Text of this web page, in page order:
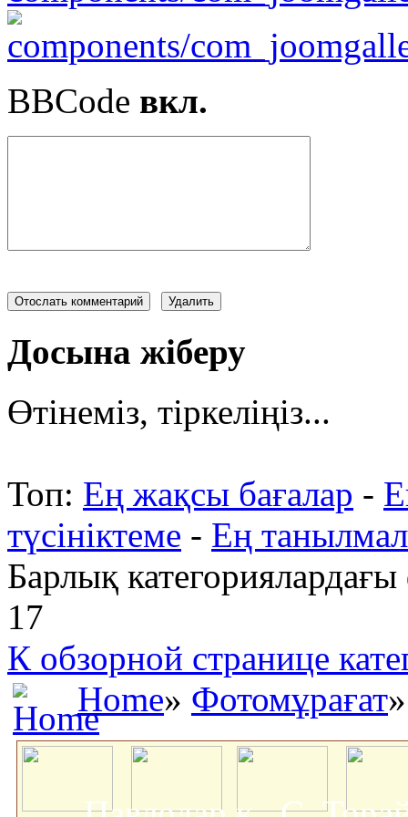
BBCode вкл.
Досына жіберу
Өтінеміз, тіркеліңіз...
Топ: Ең жақсы бағалар -
түсініктеме - Ең танылмал
Барлық
17
К обзорной странице
Home» Фотомұрағат